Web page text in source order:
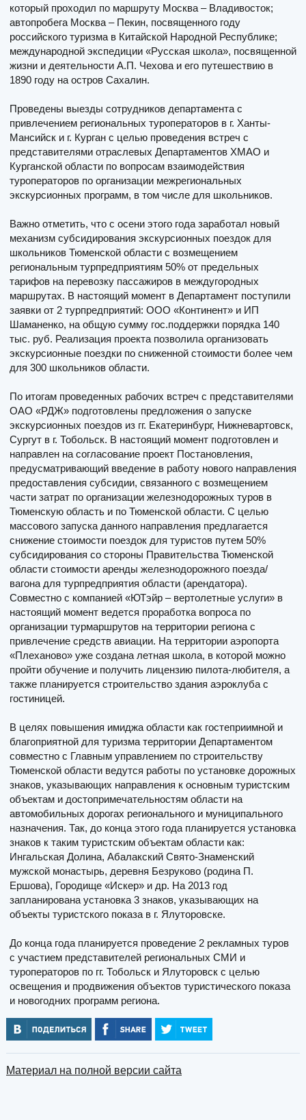
который проходил по маршруту Москва – Владивосток;
автопробега Москва – Пекин, посвященного году
российского туризма в Китайской Народной Республике;
международной экспедиции «Русская школа», посвященной
жизни и деятельности А.П. Чехова и его путешествию в
1890 году на остров Сахалин.
Проведены выезды сотрудников департамента с
привлечением региональных туроператоров в г. Ханты-
Мансийск и г. Курган с целью проведения встреч с
представителями отраслевых Департаментов ХМАО и
Курганской области по вопросам взаимодействия
туроператоров по организации межрегиональных
экскурсионных программ, в том числе для школьников.
Важно отметить, что с осени этого года заработал новый
механизм субсидирования экскурсионных поездок для
школьников Тюменской области с возмещением
региональным турпредприятиям 50% от предельных
тарифов на перевозку пассажиров в междугородных
маршрутах. В настоящий момент в Департамент поступили
заявки от 2 турпредприятий: ООО «Континент» и ИП
Шаманенко, на общую сумму гос.поддержки порядка 140
тыс. руб. Реализация проекта позволила организовать
экскурсионные поездки по сниженной стоимости более чем
для 300 школьников области.
По итогам проведенных рабочих встреч с представителями
ОАО «РДЖ» подготовлены предложения о запуске
экскурсионных поездов из гг. Екатеринбург, Нижневартовск,
Сургут в г. Тобольск. В настоящий момент подготовлен и
направлен на согласование проект Постановления,
предусматривающий введение в работу нового направления
предоставления субсидии, связанного с возмещением
части затрат по организации железнодорожных туров в
Тюменскую область и по Тюменской области. С целью
массового запуска данного направления предлагается
снижение стоимости поездок для туристов путем 50%
субсидирования со стороны Правительства Тюменской
области стоимости аренды железнодорожного поезда/
вагона для турпредприятия области (арендатора).
Совместно с компанией «ЮТэйр – вертолетные услуги» в
настоящий момент ведется проработка вопроса по
организации турмаршрутов на территории региона с
привлечение средств авиации. На территории аэропорта
«Плеханово» уже создана летная школа, в которой можно
пройти обучение и получить лицензию пилота-любителя, а
также планируется строительство здания аэроклуба с
гостиницей.
В целях повышения имиджа области как гостеприимной и
благоприятной для туризма территории Департаментом
совместно с Главным управлением по строительству
Тюменской области ведутся работы по установке дорожных
знаков, указывающих направления к основным туристским
объектам и достопримечательностям области на
автомобильных дорогах регионального и муниципального
назначения. Так, до конца этого года планируется установка
знаков к таким туристским объектам области как:
Ингальская Долина, Абалакский Свято-Знаменский
мужской монастырь, деревня Безруково (родина П.
Ершова), Городище «Искер» и др. На 2013 год
запланирована установка 3 знаков, указывающих на
объекты туристского показа в г. Ялуторовске.
До конца года планируется проведение 2 рекламных туров
с участием представителей региональных СМИ и
туроператоров по гг. Тобольск и Ялуторовск с целью
освещения и продвижения объектов туристического показа
и новогодних программ региона.
Материал на полной версии сайта